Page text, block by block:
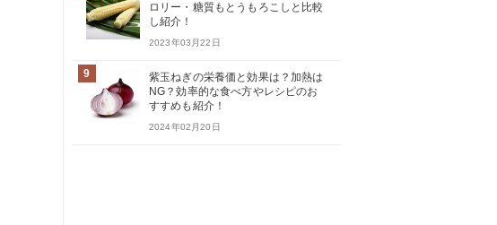
ロリー・糖質もとうもろこしと比較
し紹介！
2023年03月22日
9
紫玉ねぎの栄養価と効果は？加熱は
NG？効率的な食べ方やレシピのお
すすめも紹介！
2024年02月20日